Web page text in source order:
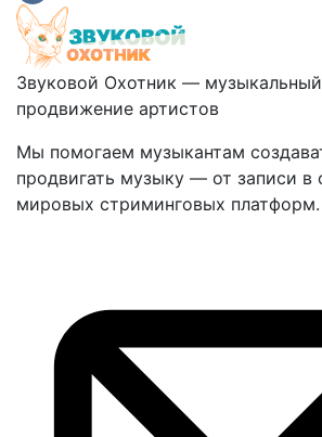
Звуковой Охотник —
продвижение артистов
Мы помогаем музыкантам
продвигать музыку — от записи в
мировых стриминговых платформ.